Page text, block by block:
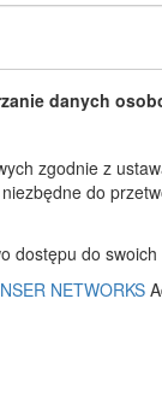
danych
zgodnie z
do
dostępu do
NETWORKS